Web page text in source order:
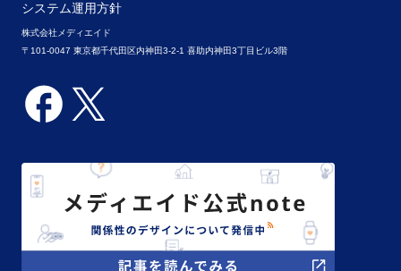
株式会社メディエイド
〒101-0047 東京都千代田区内神田3-2-1 喜助内神田3丁目ビル3階
システム運用方針